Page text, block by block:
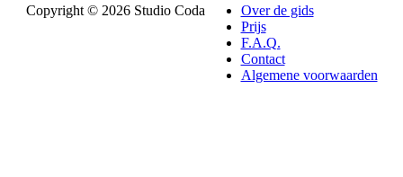
Copyright © 2026 Studio Coda
Over de gids
Prijs
F.A.Q.
Contact
Algemene voorwaarden